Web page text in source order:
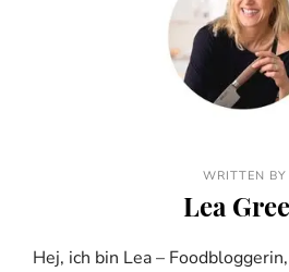
WRITTEN BY
Lea
Hej, ich bin Lea –